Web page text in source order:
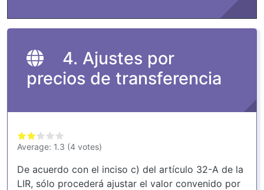
4. Ajustes por
precios de transferencia
Average: 1.3 (4 votes)
De acuerdo con el inciso c) del artículo 32-A de la
LIR, sólo procederá ajustar el valor convenido por